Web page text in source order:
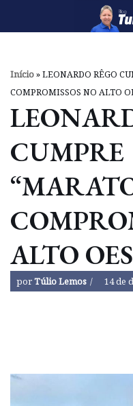
o
conteúdo
Início»LEONARDO RÊGO
COMPROMISSOS NO ALTO
CUMPRE
ALTO
porTúlio Lemos 14 de